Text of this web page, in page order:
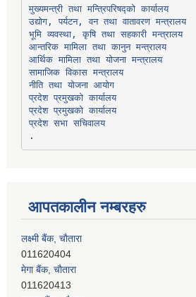
मुख्यमन्त्री तथा मन्त्रिपरिषद्को कार्यालय
उद्योग, पर्यटन, वन तथा वातावरण मन्त्रालय
भूमि व्यवस्था, कृषि तथा सहकारी मन्त्रालय
आन्तरिक मामिला तथा कानुन मन्त्रालय
आर्थिक मामिला तथा योजना मन्त्रालय
सामाजिक विकास मन्त्रालय
नीति तथा योजना आयोग
प्रदेश प्रमुखको कार्यालय
प्रदेश प्रमुखको कार्यालय
प्रदेश सभा सचिवालय
आपतकालीन नम्बरहरु
लक्ष्मी बैंक, चाैतारा
011620404
मेगा बैंक, चाैतारा
011620413